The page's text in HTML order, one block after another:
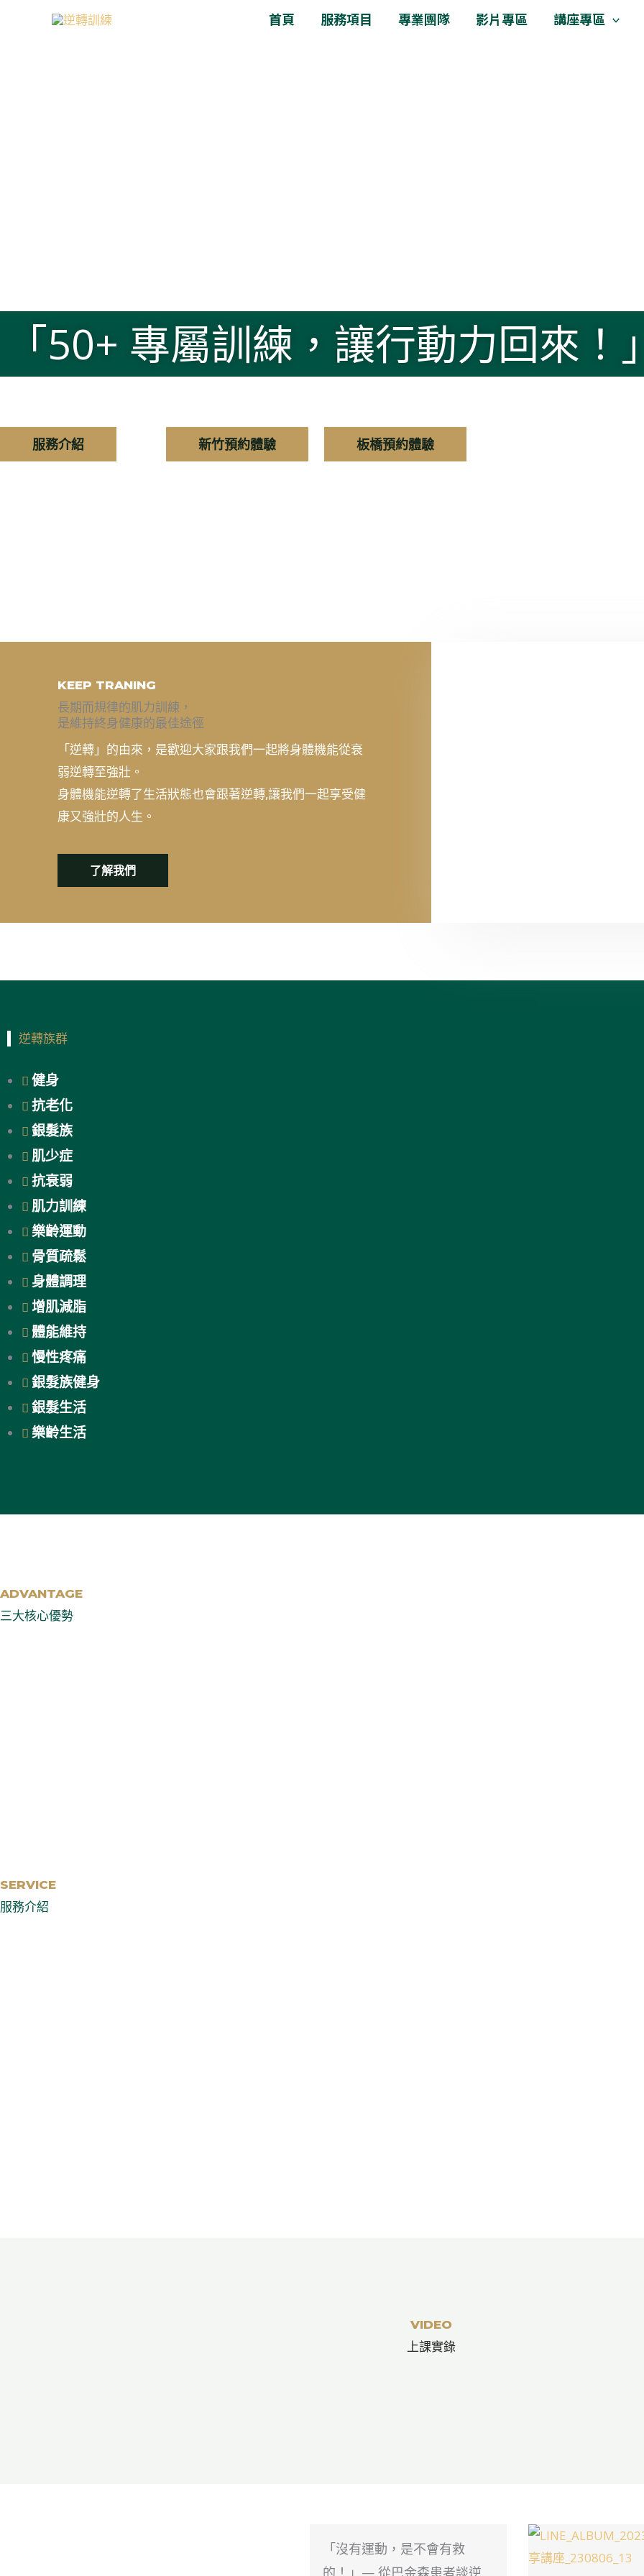
首頁 服務項目 專業團隊 影片專區 講座專區
「50+ 專屬訓練，讓行動力回來！
服務介紹 新竹預約體驗 板橋預約體驗
KEEP TRANING
長期而規律的肌力訓練，
是維持終身健康的最佳途徑
「逆轉」的由來，是歡迎大家跟我們一起將身體機能從衰
弱逆轉至強壯。
身體機能逆轉了生活狀態也會跟著逆轉,讓我們一起享受健
康又強壯的人生。
了解我們
逆轉族群
健身
抗老化
銀髮族
肌少症
抗衰弱
肌力訓練
樂齡運動
骨質疏鬆
身體調理
增肌減脂
體能維持
慢性疼痛
銀髮族健身
銀髮生活
樂齡生活
ADVANTAGE
三大核心優勢
SERVICE
服務介紹
VIDEO
上課實錄
「沒有運動，是不會有救
的！」— 從巴金森患者談逆